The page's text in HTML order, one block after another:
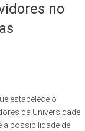
no
estabelece o
da Universidade
a possibilidade de